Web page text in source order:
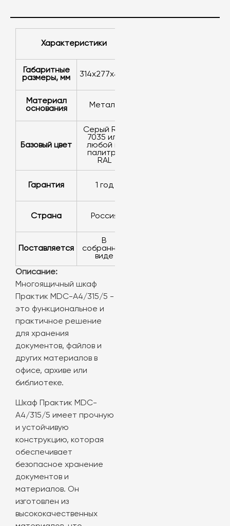
Характеристики
размеры, мм
314х277х405
Материал
основания
металл
базовый цвет
серый RAL
7035 или
любой из
палитры
RAL
Гарантия 1 год
Страна Россия
Поставляется
в
собранном
виде
Описание:
Многоящичный шкаф
Практик MDC-A4/315/5 -
это функциональное и
практичное решение
для хранения
документов, файлов и
других материалов в
офисе, архиве или
библиотеке.
Шкаф Практик MDC-
A4/315/5 имеет прочную
и устойчивую
конструкцию, которая
обеспечивает
безопасное хранение
документов и
материалов. Он
изготовлен из
высококачественных